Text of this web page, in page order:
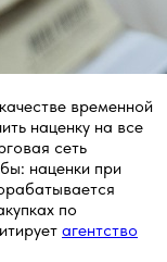
временной
наценку на все
сеть
наценки при
по
агентство